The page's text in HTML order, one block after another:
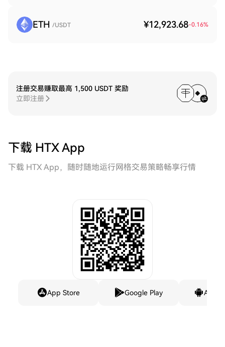
ETH /USDT ¥12,923.68-0.16%
注册交易赚取最高 1,500 USDT 奖励
立即注册
下载 HTX App
下载 HTX App，随时随地运行网格交易策略畅享行情
App Store Google Play